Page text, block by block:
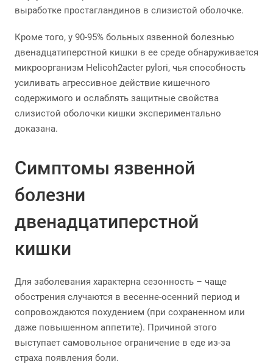
выработке простагландинов в слизистой оболочке.
Кроме того, у 90-95% больных язвенной болезнью
двенадцатиперстной кишки в ее среде обнаруживается
микроорганизм Helicoh2acter pylori, чья способность
усиливать агрессивное действие кишечного
содержимого и ослаблять защитные свойства
слизистой оболочки кишки экспериментально
доказана.
Симптомы язвенной
болезни
двенадцатиперстной
кишки
Для заболевания характерна сезонность – чаще
обострения случаются в весенне-осенний период и
сопровождаются похудением (при сохраненном или
даже повышенном аппетите). Причиной этого
выступает самовольное ограничение в еде из-за
страха появления боли.